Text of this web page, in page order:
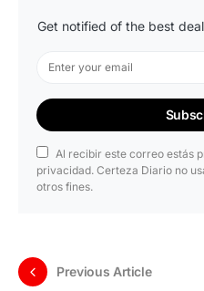
Get notified of the best
Al recibir este correo estás
privacidad. Certeza Diario no
otros fines.
Previous Article